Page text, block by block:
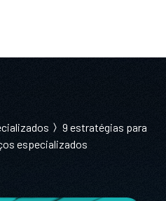
9 estratégias para
especializados